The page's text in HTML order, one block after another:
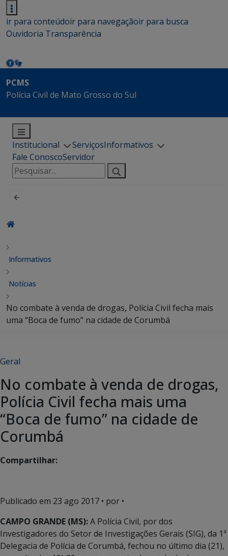
ir para conteúdoir para navegaçãoir para busca
Ouvidoria Transparência
PCMS
Polícia Civil de Mato Grosso do Sul
Institucional ServiçosInformativos
Fale ConoscoServidor
Pesquisar
por:
Informativos
Notícias
No combate à venda de drogas, Polícia Civil fecha mais
uma “Boca de fumo” na cidade de Corumbá
Geral
No combate à venda de drogas,
Polícia Civil fecha mais uma
“Boca de fumo” na cidade de
Corumbá
Compartilhar:
Publicado em 23 ago 2017 • por •
CAMPO GRANDE (MS):A Polícia Civil, por dos
Investigadores do Setor de Investigações Gerais (SIG), da 1ª
Delegacia de Polícia de Corumbá, fechou no último dia (21),